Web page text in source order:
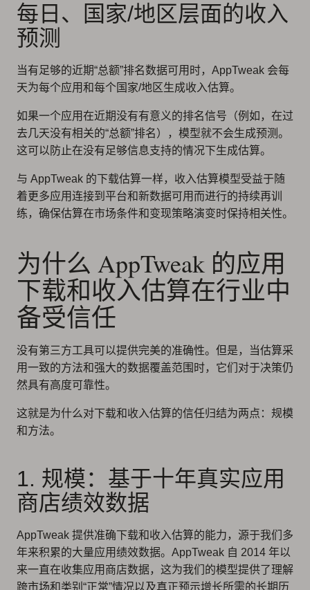
每日、国家/地区层面的收入
预测
当有足够的近期“总额”排名数据可用时，AppTweak 会每
天为每个应用和每个国家/地区生成收入估算。
如果一个应用在近期没有有意义的排名信号（例如，在过
去几天没有相关的“总额”排名），模型就不会生成预测。
这可以防止在没有足够信息支持的情况下生成估算。
与 AppTweak 的下载估算一样，收入估算模型受益于随
着更多应用连接到平台和新数据可用而进行的持续再训
练，确保估算在市场条件和变现策略演变时保持相关性。
为什么 AppTweak 的应用
下载和收入估算在行业中
备受信任
没有第三方工具可以提供完美的准确性。但是，当估算采
用一致的方法和强大的数据覆盖范围时，它们对于决策仍
然具有高度可靠性。
这就是为什么对下载和收入估算的信任归结为两点：规模
和方法。
1. 规模：基于十年真实应用
商店绩效数据
AppTweak 提供准确下载和收入估算的能力，源于我们多
年来积累的大量应用绩效数据。AppTweak 自 2014 年以
来一直在收集应用商店数据，这为我们的模型提供了理解
跨市场和类别“正常”情况以及真正预示增长所需的长期历